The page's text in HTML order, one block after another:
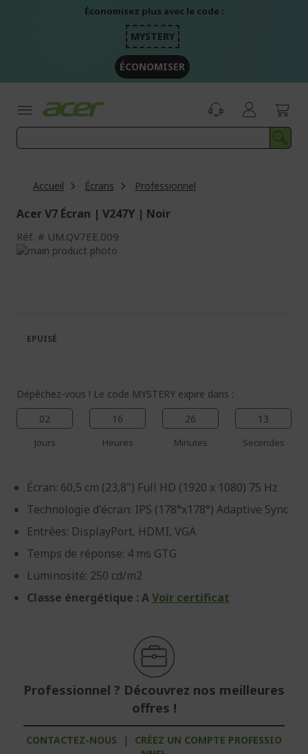
Économisez plus avec le code :
MYSTERY
ÉCONOMISER
Accueil Écrans Professionnel
Acer V7 Écran | V247Y | Noir
Réf. UM.QV7EE.009
Passer
galerie
d’images
Galerie
d’images
Dépêchez-vous ! Le code MYSTERY expire dans :
02
Jours
16
Heures
26
Minutes
13
Secondes
Écran: 60,5 cm (23,8") Full HD (1920 x 1080) 75 Hz
Technologie d'écran: IPS (178°x178°) Adaptive Sync
Entrées: DisplayPort, HDMI, VGA
Temps de réponse: 4 ms GTG
Luminosité: 250 cd/m2
Classe énergétique : AVoir certificat
Professionnel ? Découvrez nos meilleures
offres !
CONTACTEZ-NOUS |
CRÉEZ UN COMPTE PROFESSIO
EPUISÉ